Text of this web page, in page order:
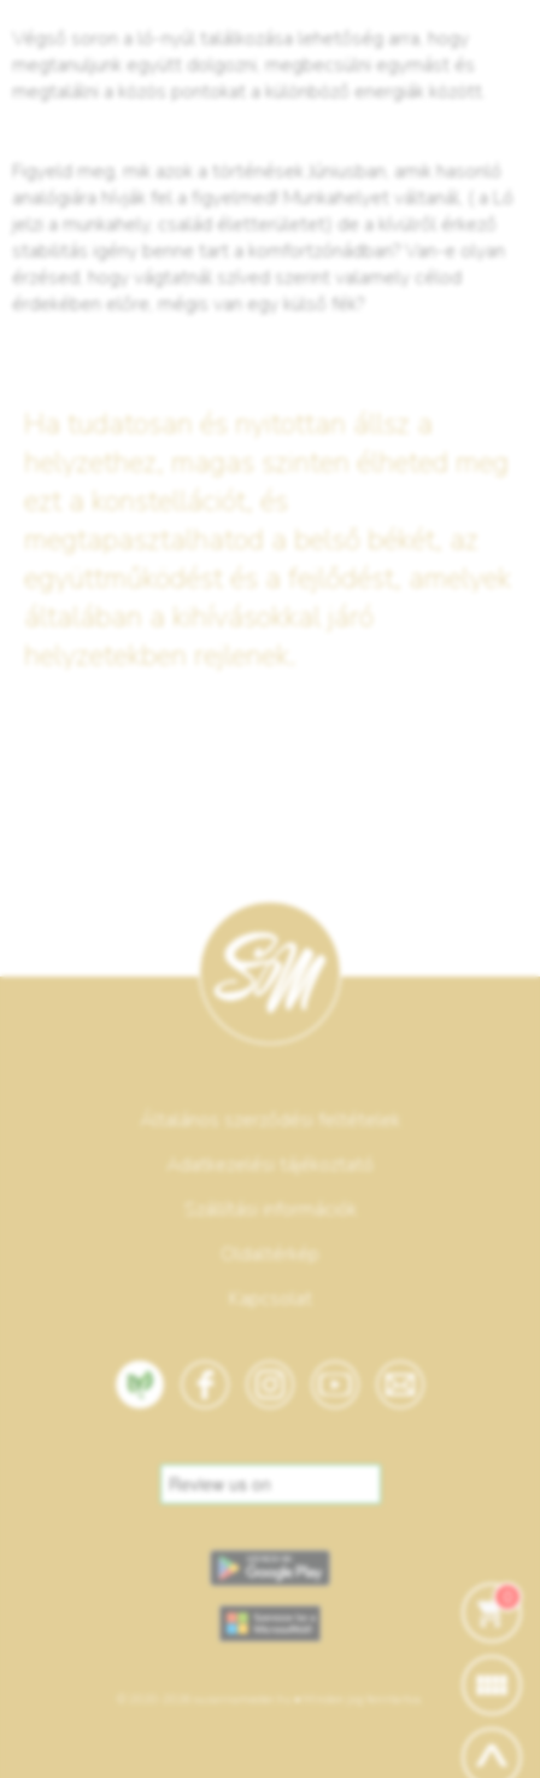
Végső soron a ló-nyúl találkozása lehetőség arra, hogy
megtanuljunk együtt dolgozni, megbecsülni egymást és
megtalálni a közös pontokat a különböző energiák között.
Figyeld meg, mik azok a történések Júniusban, amik hasonló
analógiára hívják fel a figyelmed! Munkahelyet váltanál, ( a Ló
jelzi a munkahely, család életterületet) de a kívülről érkező
stabilitás igény benne tart a komfortzónádban? Van-e olyan
érzésed, hogy vágtatnál szíved szerint valamely célod
érdekében előre, mégis van egy külső fék?
Ha tudatosan és nyitottan állsz a
helyzethez, magas szinten élheted meg
ezt a konstellációt, és
megtapasztalhatod a belső békét, az
együttműködést és a fejlődést, amelyek
általában a kihívásokkal járó
helyzetekben rejlenek.
Általános szerződési feltételek
Adatkezelési tájékoztató
Szállítási információk
Oldaltérkép
Kapcsolat
© 2020-2026 suzannamester.hu • Minden jog fenntartva.